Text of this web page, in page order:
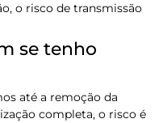
o risco de transmissão
se tenho
até a remoção da
completa, o risco é